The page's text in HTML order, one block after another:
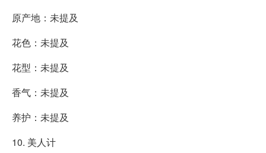
原产地：未提及
花色：未提及
花型：未提及
香气：未提及
养护：未提及
10. 美人计